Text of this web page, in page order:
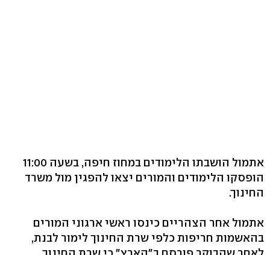
אתמול הושבתו הלימודים במחוז חיפה, בשעה 11:00
הופסקו הלימודים והמורים יצאו להפגין מול משרד
החינוך.
אתמול אחר הצהריים כינסו ראשי ארגוני המורים
בהאשמות חריפות כלפי שרת החינוך לימור לבנת,